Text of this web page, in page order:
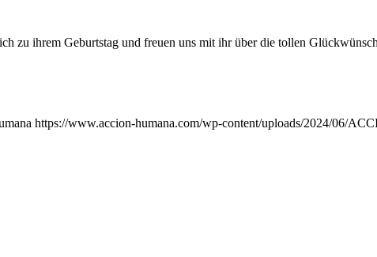
zu ihrem Geburtstag und freuen uns mit ihr über die tollen
https://www.accion-humana.com/wp-content/uploads/2024/06/